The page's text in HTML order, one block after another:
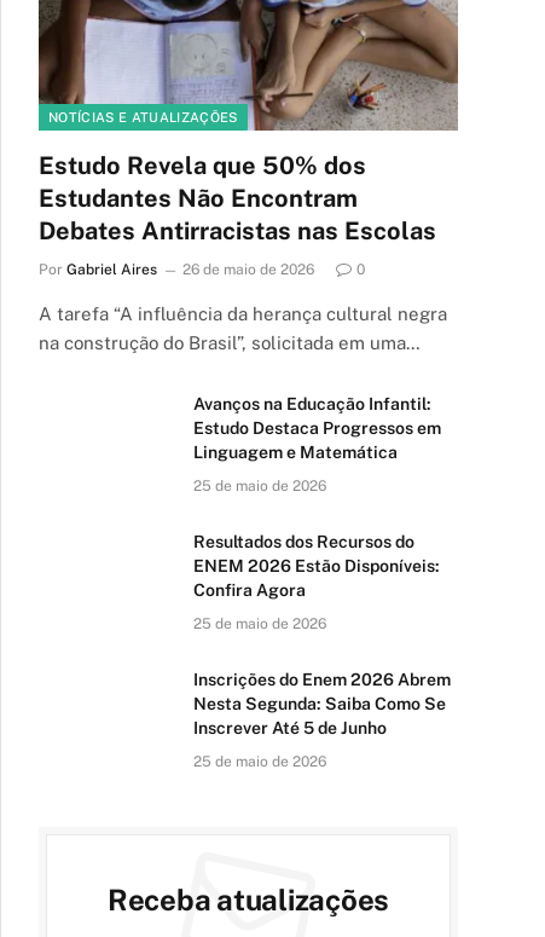
NOTÍCIAS E ATUALIZAÇÕES
Estudo Revela que 50% dos
Estudantes Não Encontram
Debates Antirracistas nas Escolas
Por Gabriel Aires 26 de maio de 2026 0
A tarefa “A influência da herança cultural negra
na construção do Brasil”, solicitada em uma…
Avanços na Educação Infantil:
Estudo Destaca Progressos em
Linguagem e Matemática
25 de maio de 2026
Resultados dos Recursos do
ENEM 2026 Estão Disponíveis:
Confira Agora
25 de maio de 2026
Inscrições do Enem 2026 Abrem
Nesta Segunda: Saiba Como Se
Inscrever Até 5 de Junho
25 de maio de 2026
Receba atualizações